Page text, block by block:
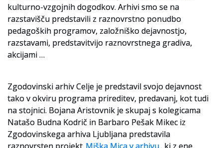
Projekti
Slovenski elektronski arhiv
Anonimka
Virtualni.ZAC
Publikacije
kulturno-vzgojnih dogodkov. Arhivi smo se na
razstavišču predstavili z raznovrstno ponudbo
pedagoških programov, založniško dejavnostjo,
razstavami, predstavitvijo raznovrstnega gradiva,
akcijami …
Zgodovinski arhiv Celje je predstavil svojo dejavnost
tako v okviru programa prireditev, predavanj, kot tudi
na stojnici. Bojana Aristovnik je skupaj s kolegicama
Natašo Budna Kodrič in Barbaro Pešak Mikec iz
Zgodovinskega arhiva Ljubljana predstavila